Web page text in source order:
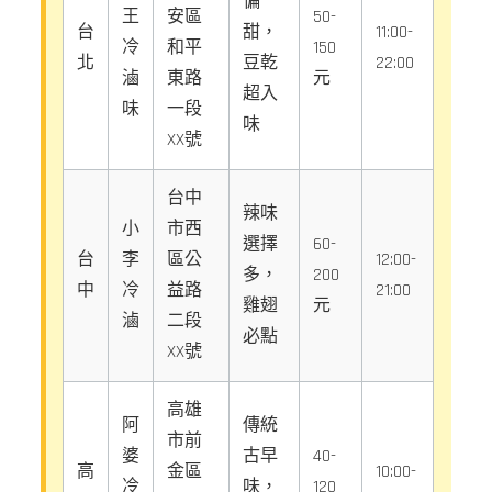
台
北
王
冷
滷
味
安區
和平
東路
一段
XX號
甜，
豆乾
超入
味
50-
150
元
11:00-
22:00
台
中
小
李
冷
滷
台中
市西
區公
益路
二段
XX號
辣味
選擇
多，
雞翅
必點
60-
200
元
12:00-
21:00
高
阿
婆
冷
高雄
市前
金區
傳統
古早
味，
40-
120
10:00-